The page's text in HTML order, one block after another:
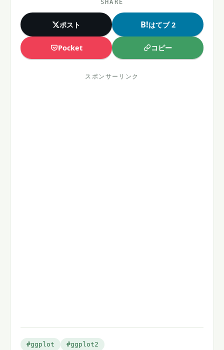
SHARE
ポスト B!はてブ 2
Pocket コピー
スポンサーリンク
#ggplot #ggplot2